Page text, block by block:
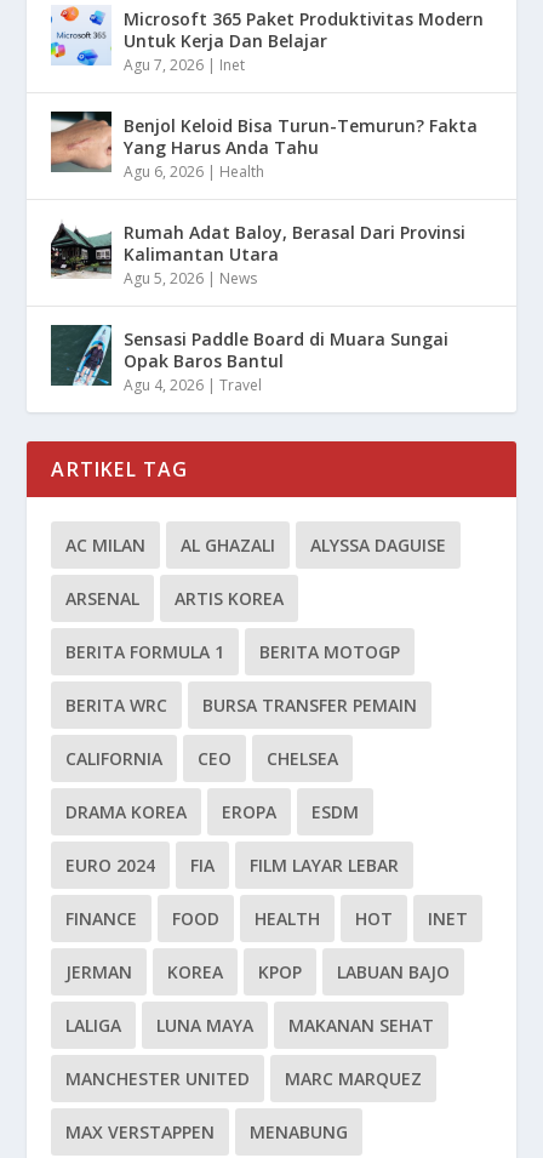
Microsoft 365 Paket Produktivitas Modern
Untuk Kerja Dan Belajar
Agu 7, 2026 | Inet
Benjol Keloid Bisa Turun-Temurun? Fakta
Yang Harus Anda Tahu
Agu 6, 2026 | Health
Rumah Adat Baloy, Berasal Dari Provinsi
Kalimantan Utara
Agu 5, 2026 | News
Sensasi Paddle Board di Muara Sungai
Opak Baros Bantul
Agu 4, 2026 |Travel
ARTIKEL TAG
AC MILAN AL GHAZALI ALYSSA DAGUISE
ARSENAL ARTIS KOREA
BERITA FORMULA 1 BERITA MOTOGP
BERITA WRC BURSA TRANSFER PEMAIN
CALIFORNIA CEO CHELSEA
DRAMA KOREA EROPA ESDM
EURO 2024 FIA FILM LAYAR LEBAR
FINANCE FOOD HEALTH HOT INET
JERMAN KOREA KPOP LABUAN BAJO
LALIGA LUNA MAYA MAKANAN SEHAT
MANCHESTER UNITED MARC MARQUEZ
MAX VERSTAPPEN MENABUNG